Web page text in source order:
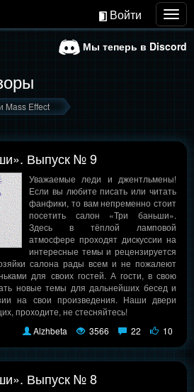
Войти
Мы теперь в Discord
Mass Effect
Выпуск № 9
Уважаемые леди и джентльмены!
Если вы любите писать или читать
фанфики, то вам непременно стоит
посетить салон «Три баньши».
Здесь в тёплой ламповой
атмосфере проходят дискуссии на
интересные темы и рецензируется
салона рады всем и не пожалеют
для своих гостей. А гости, в свою
новые темы для дальнейших бесед и
на свои произведения. Наши двери
проходите, не стесняйтесь!
Alzhbeta
3566 22 10
Выпуск № 8